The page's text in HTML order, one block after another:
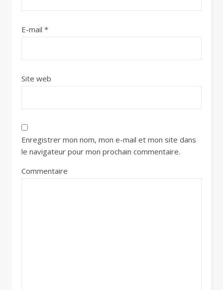
E-mail *
Site web
Enregistrer mon nom, mon e-mail et mon site dans
le navigateur pour mon prochain commentaire.
Commentaire